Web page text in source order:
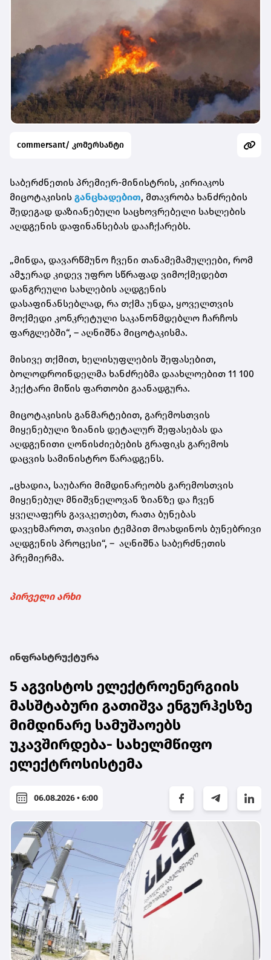
commersant/ კომერსანტი
საბერძნეთის პრემიერ-მინისტრის, კირიაკოს
მიცოტაკისის განცხადებით, მთავრობა ხანძრების
შედეგად დაზიანებული საცხოვრებელი სახლების
აღდგენის დაფინანსებას დააჩქარებს.
„მინდა, დავარწმუნო ჩვენი თანამემამულეები, რომ
ამჯერად კიდევ უფრო სწრაფად ვიმოქმედებთ
დანგრეული სახლების აღდგენის
დასაფინანსებლად, რა თქმა უნდა, ყოველთვის
მოქმედი კონკრეტული საკანონმდებლო ჩარჩოს
ფარგლებში“, – აღნიშნა მიცოტაკისმა.
მისივე თქმით, ხელისუფლების შეფასებით,
ბოლოდროინდელმა ხანძრებმა დაახლოებით 11 100
ჰექტარი მიწის ფართობი გაანადგურა.
მიცოტაკისის განმარტებით, გარემოსთვის
მიყენებული ზიანის დეტალურ შეფასებას და
აღდგენითი ღონისძიებების გრაფიკს გარემოს
დაცვის სამინისტრო წარადგენს.
„ცხადია, საუბარი მიმდინარეობს გარემოსთვის
მიყენებულ მნიშვნელოვან ზიანზე და ჩვენ
ყველაფერს გავაკეთებთ, რათა ბუნებას
დავეხმაროთ, თავისი ტემპით მოახდინოს ბუნებრივი
აღდგენის პროცესი“, – აღნიშნა საბერძნეთის
პრემიერმა.
პირველი არხი
ინფრასტრუქტურა
5 აგვისტოს ელექტროენერგიის
მასშტაბური გათიშვა ენგურჰესზე
მიმდინარე სამუშაოებს
უკავშირდება- სახელმწიფო
ელექტროსისტემა
06.08.2026 • 6:00